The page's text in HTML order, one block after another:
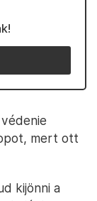
mert ott
kijönni a